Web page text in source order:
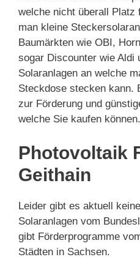
welche nicht überall Platz
man kleine
Baumärkten wie OBI,
sogar Discounter wie Aldi
Solaranlagen an welche
Steckdose stecken kann.
zur Förderung und
welche Sie kaufen können.
Photovoltaik
Geithain
Leider gibt es aktuell
Solaranlagen vom
gibt Förderprogramme
Städten in Sachsen.